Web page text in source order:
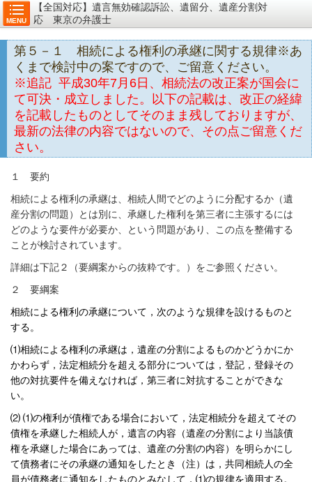
MENU
【全国対応】遺言無効確認訴訟、遺留分、遺産分割対
応 東京の弁護士
第５－１ 相続による権利の承継に関する規律※あ
くまで検討中の案ですので、ご留意ください。
※追記 平成30年7月6日、相続法の改正案が国会に
て可決・成立しました。以下の記載は、改正の経緯
を記載したものとしてそのまま残しておりますが、
最新の法律の内容ではないので、その点ご留意くだ
さい。
１ 要約
相続による権利の承継は、相続人間でどのように分配するか（遺
産分割の問題）とは別に、承継した権利を第三者に主張するには
どのような要件が必要か、という問題があり、この点を整備する
ことが検討されています。
詳細は下記２（要綱案からの抜粋です。）をご参照ください。
２ 要綱案
相続による権利の承継について，次のような規律を設けるものと
する。
⑴相続による権利の承継は，遺産の分割によるものかどうかにか
かわらず，法定相続分を超える部分については，登記，登録その
他の対抗要件を備えなければ，第三者に対抗することができな
い。
⑵ ⑴の権利が債権である場合において，法定相続分を超えてその
債権を承継した相続人が，遺言の内容（遺産の分割により当該債
権を承継した場合にあっては、遺産の分割の内容）を明らかにし
て債務者にその承継の通知をしたとき（注）は，共同相続人の全
員が債務者に通知をしたものとみなして，⑴の規律を適用する。